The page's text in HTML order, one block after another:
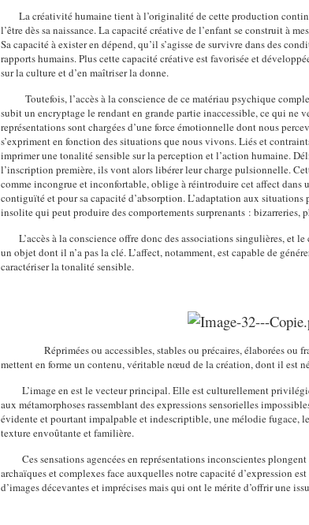
La créativité humaine tient à l’originalité de cette production
l’être dès sa naissance. La capacité créative de l’enfant se construit à
Sa capacité à exister en dépend, qu’il s’agisse de survivre dans des
rapports humains. Plus cette capacité créative est favorisée et
sur la culture et d’en maîtriser la donne.
Toutefois, l’accès à la conscience de ce matériau psychique
subit un encryptage le rendant en grande partie inaccessible, ce qui ne
représentations sont chargées d’une force émotionnelle dont nous
s’expriment en fonction des situations que nous vivons. Liés et
imprimer une tonalité sensible sur la perception et l’action humaine.
l’inscription première, ils vont alors libérer leur charge pulsionnelle.
comme incongrue et inconfortable, oblige à réintroduire cet affect dans
contiguïté et pour sa capacité d’absorption. L’adaptation aux situations
insolite qui peut produire des comportements surprenants : bizarreries,
L’accès à la conscience offre donc des associations singulières, et
un objet dont il n’a pas la clé. L’affect, notamment, est capable de
caractériser la tonalité sensible.
Réprimées ou accessibles, stables ou précaires, élaborées ou
mettent en forme un contenu, véritable nœud de la création, dont il est
L’image en est le vecteur principal. Elle est culturellement
aux métamorphoses rassemblant des expressions sensorielles
évidente et pourtant impalpable et indescriptible, une mélodie fugace,
texture envoûtante et familière.
Ces sensations agencées en représentations inconscientes
archaïques et complexes face auxquelles notre capacité d’expression
d’images décevantes et imprécises mais qui ont le mérite d’offrir une